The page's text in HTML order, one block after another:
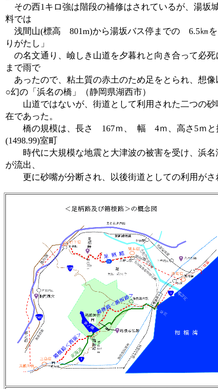
その西1キロ強は階段の補修はされているが、湯
料では
浅間山(標高 801m)から湯坂バス停までの 6.5㎞
りがたし」
の名文通り、嶮しき山道を夕暮れと向き合って必
まで雨で
あったので、粘土質の赤土のため足をとられ、想
○幻の「浜名の橋」（静岡県湖西市）
山道ではないが、街道として利用された二つの砂
在であった。
橋の規模は、長さ 167ｍ、 幅 4ｍ、高さ5ｍと
(1498.99)室町
時代に大規模な地震と大津波の被害を受け、浜名
が流出、
更に砂嘴が分断され、以後街道としての利用がさ